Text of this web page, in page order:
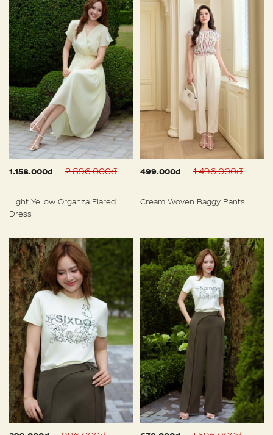
1.158.000đ 2.896.000đ
Light Yellow Organza Flared
Dress
499.000đ 1.496.000đ
Cream Woven Baggy Pants